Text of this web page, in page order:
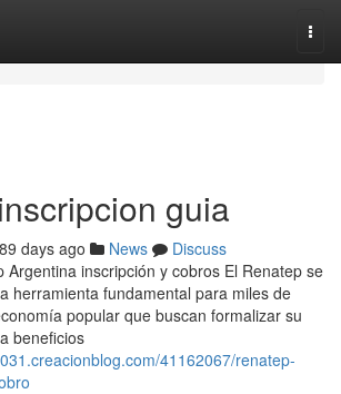
guia
89 days ago News
Discuss
Argentina inscripción y cobros El Renatep se
herramienta fundamental para miles de
popular que buscan formalizar su
beneficios
41162067/renatep-